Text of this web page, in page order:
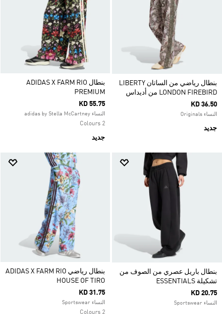
بنطال رياضي من الساتان LIBERTY
LONDON FIREBIRD من أديداس
KD 36.50
النساء Originals
جديد
بنطال ADIDAS X FARM RIO
PREMIUM
KD 55.75
النساء adidas by Stella McCartney
2 Colours
جديد
بنطال باريل عصري من الصوف من
تشكيلة ESSENTIALS
KD 20.75
النساء Sportswear
بنطال رياضي ADIDAS X FARM RIO
HOUSE OF TIRO
KD 31.75
النساء Sportswear
2 Colours